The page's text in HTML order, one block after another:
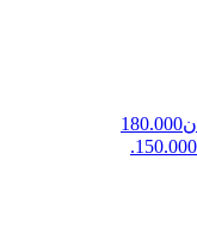
قیمت اصلی: تومان180.000